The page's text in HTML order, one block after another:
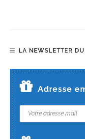
LA NEWSLETTER
Adresse